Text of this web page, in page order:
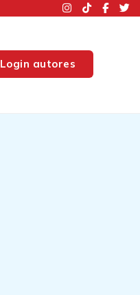
Login autores